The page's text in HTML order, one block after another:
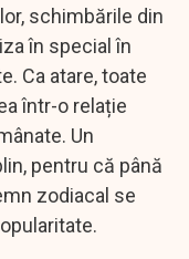
schimbările din
în special în
Ca atare, toate
într-o relație
Un
pentru că până
zodiacal se